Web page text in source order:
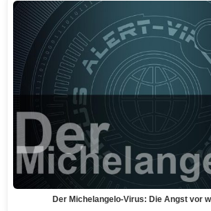
Der Michelangelo-Virus: Die Angst vor